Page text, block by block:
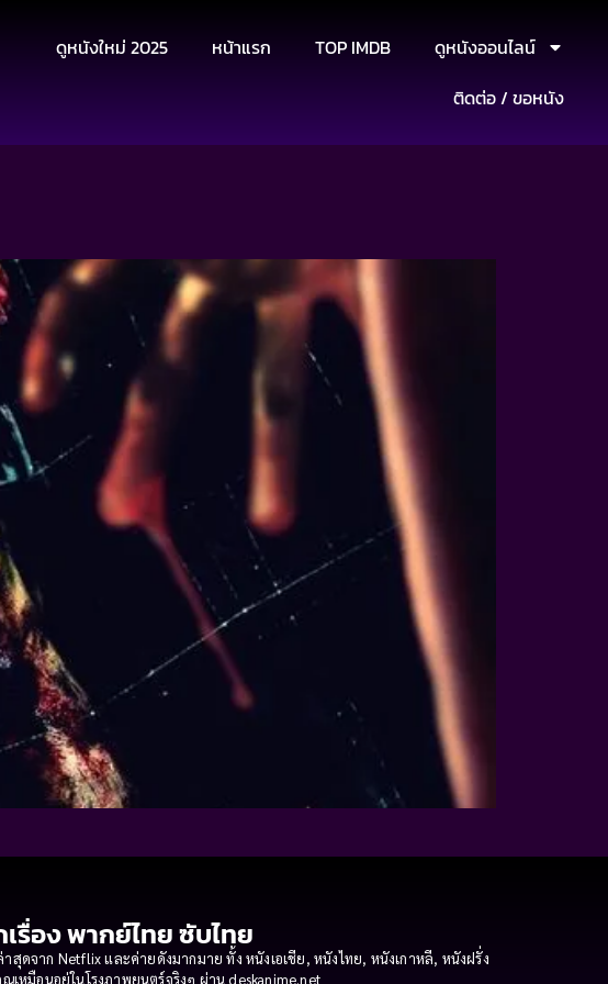
ดูหนังใหม่ 2025 หน้าแรก TOP IMDB
ดูหนังออนไลน์
ติดต่อ / ขอหนัง
รื่อง พากย์ไทย ซับไทย
จาก Netflix และค่ายดังมากมาย ทั้ง หนังเอเชีย, หนังไทย, หนังเกาหลี, หนังฝรั่ง
หมือนอยู่ในโรงภาพยนตร์จริงๆ ผ่าน deskanime.net